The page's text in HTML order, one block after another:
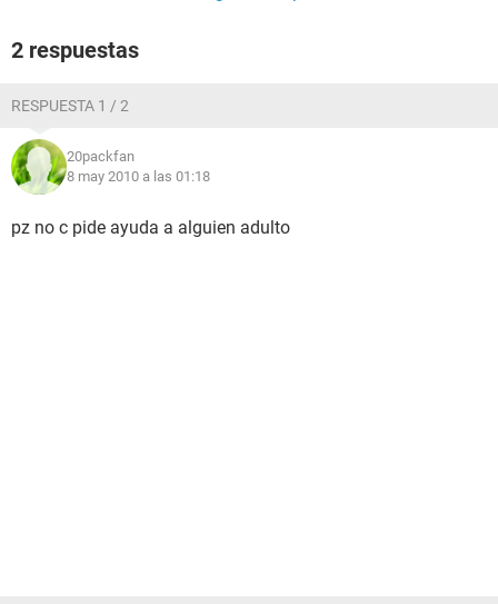
2 respuestas
RESPUESTA 1 / 2
20packfan
8 may 2010 a las 01:18
pz no c pide ayuda a alguien adulto